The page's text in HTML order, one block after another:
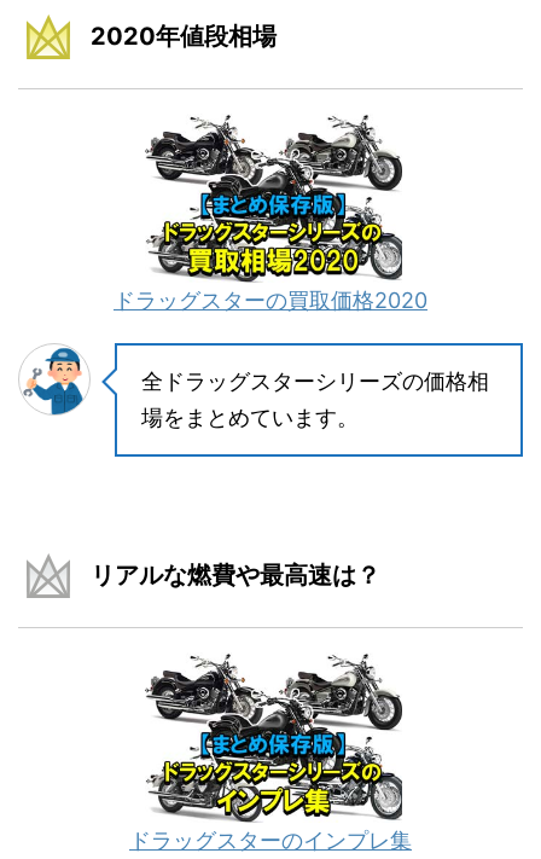
2020年値段相場
ドラッグスターの買取価格2020
全ドラッグスターシリーズの価格相
場をまとめています。
リアルな燃費や最高速は？
ドラッグスターのインプレ集